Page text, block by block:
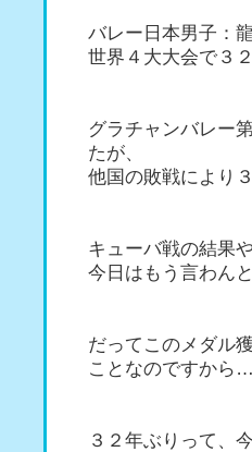
バレー日本男子：
世界４大大会で３
グラチャンバレー
たが、
他国の敗戦により
キューバ戦の結果
今日はもう言わん
だってこのメダル
ことなのですから…
３２年ぶりって、